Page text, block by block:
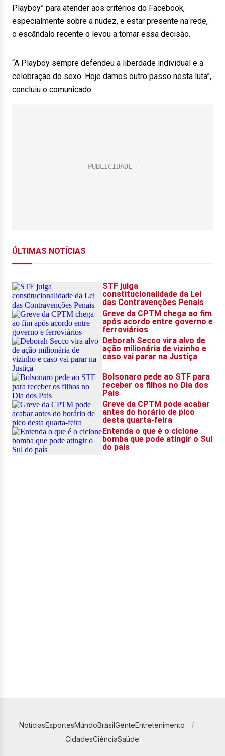
Playboy” para atender aos critérios do Facebook,
especialmente sobre a nudez, e estar presente na rede,
o escândalo recente o levou a tomar essa decisão.
“A Playboy sempre defendeu a liberdade individual e a
celebração do sexo. Hoje damos outro passo nesta luta”,
concluiu o comunicado.
NotíciasEsportesMundoBrasilGenteEntretenimento
CidadesCiênciaSaúde